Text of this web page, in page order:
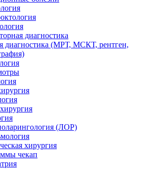
диагностика
диагностика (МРТ, МСКТ, рентген,
(ЛОР)
хирургия
чекап